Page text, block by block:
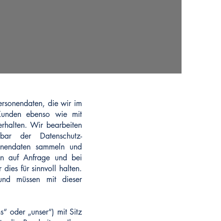
die wir im
ebenso wie mit
Wir bearbeiten
der Datenschutz-
sammeln und
auf Anfrage und bei
dies für sinnvoll halten.
müssen mit dieser
oder „unser“) mit Sitz